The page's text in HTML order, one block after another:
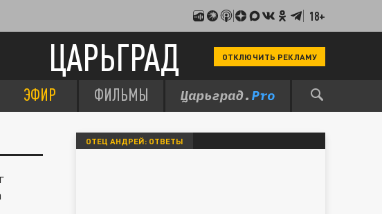
18+
ЦАРЬГРАД ОТКЛЮЧИТЬ РЕКЛАМУ
ЭФИР ФИЛЬМЫ
ОТЕЦ АНДРЕЙ: ОТВЕТЫ